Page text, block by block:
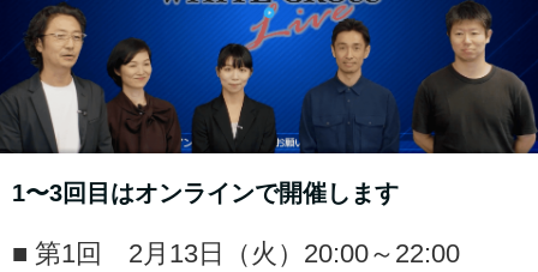
1〜3回目はオンラインで開催します
■ 第1回 2月13日（火）20:00～22:00